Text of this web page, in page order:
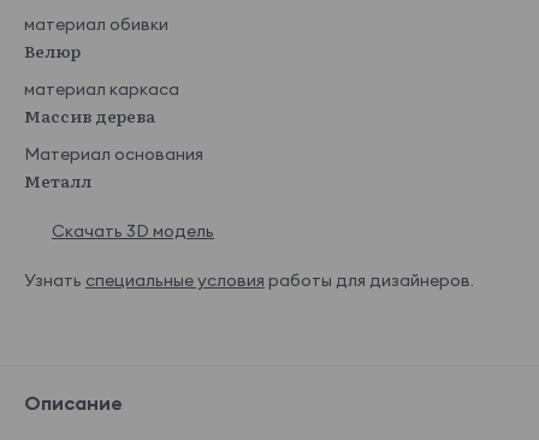
материал обивки
Велюр
материал каркаса
Массив дерева
Материал основания
Металл
Скачать 3D модель
Узнать специальные условия работы для дизайнеров.
Описание